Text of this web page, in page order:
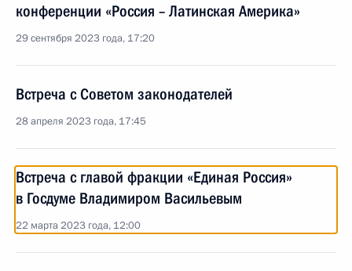
конференции «Россия – Латинская Америка»
29 сентября 2023 года, 17:20
Встреча с Советом законодателей
28 апреля 2023 года, 17:45
Встреча с главой фракции «Единая Россия»
в Госдуме Владимиром Васильевым
22 марта 2023 года, 12:00